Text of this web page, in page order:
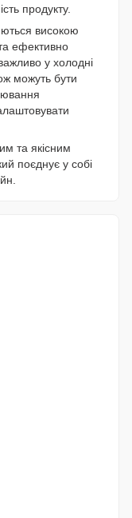
продукту.
високою
ефективно
у холодні
можуть бути
та якісним
поєднує у собі